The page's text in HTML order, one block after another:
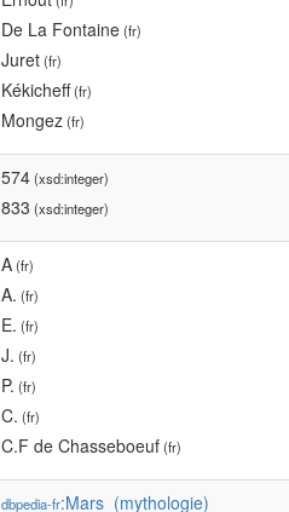
De La Fontaine(fr)
Juret(fr)
Kékicheff(fr)
Mongez(fr)
574(xsd:integer)
833 (xsd:integer)
A(fr)
A. (fr)
E. (fr)
J. (fr)
P. (fr)
C. (fr)
C.F de Chasseboeuf(fr)
dbpedia-fr:Mars_(mythologie)